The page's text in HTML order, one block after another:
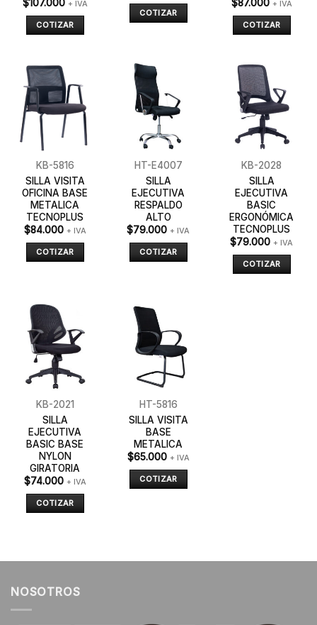
$107.000 + IVA
COTIZAR
COTIZAR
$87.000 + IVA
COTIZAR
KB-5816
SILLA VISITA
OFICINA BASE
METALICA
TECNOPLUS
$84.000 + IVA
COTIZAR
HT-E4007
SILLA
EJECUTIVA
RESPALDO
ALTO
$79.000 + IVA
COTIZAR
KB-2028
SILLA
EJECUTIVA
BASIC
ERGONÓMICA
TECNOPLUS
$79.000 + IVA
COTIZAR
KB-2021
SILLA
EJECUTIVA
BASIC BASE
NYLON
GIRATORIA
$74.000 + IVA
COTIZAR
HT-5816
SILLA VISITA
BASE
METALICA
$65.000 + IVA
COTIZAR
NOSOTROS